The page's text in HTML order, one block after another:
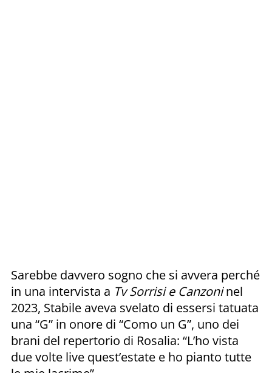
Sarebbe davvero sogno che si avvera perché
in una intervista a Tv Sorrisi e Canzoninel
2023, Stabile aveva svelato di essersi tatuata
una “G” in onore di “Como un G”, uno dei
brani del repertorio di Rosalia: “L’ho vista
due volte live quest’estate e ho pianto tutte